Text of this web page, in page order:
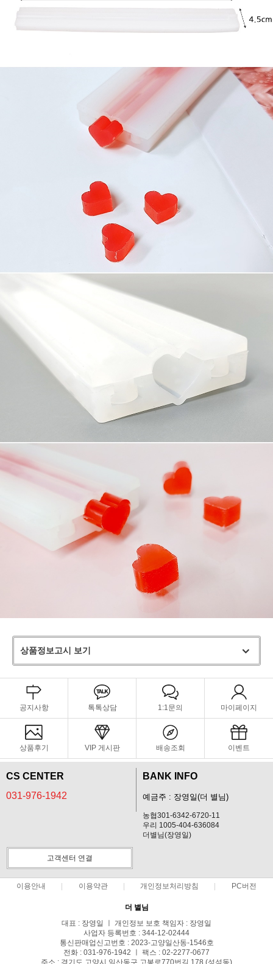
상품정보고시 보기
공지사항 톡톡상담 1:1문의 마이페이지
상품후기 VIP 게시판 배송조회 이벤트
CS CENTER
031-976-1942
BANK INFO
예금주 : 장영일(더 별님)
농협301-6342-6720-11
우리 1005-404-636084
더별님(장영일)
고객센터 연결
이용안내 이용약관 개인정보처리방침 PC버전
더 별님
대표 : 장영일 ㅣ 개인정보 보호 책임자 : 장영일
사업자 등록번호 : 344-12-02444
통신판매업신고번호 : 2023-고양일산동-1546호
전화 : 031-976-1942 ㅣ 팩스 : 02-2277-0677